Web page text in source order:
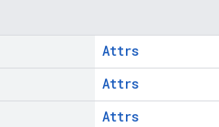
Attrs
Attrs
Attrs